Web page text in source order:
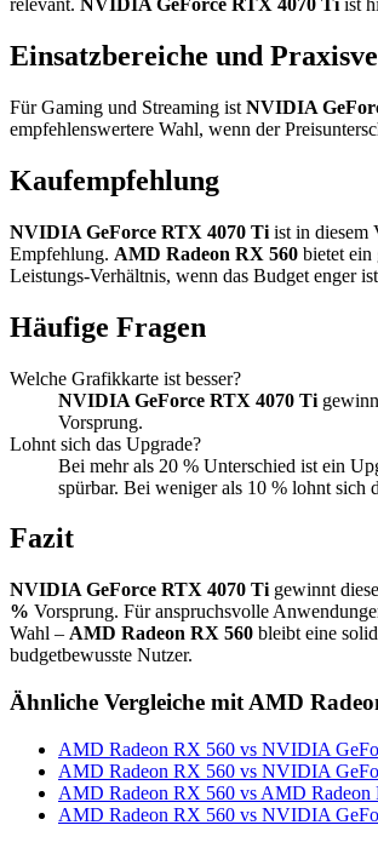
relevant. NVIDIA GeForce RTX 4070 Ti ist
Einsatzbereiche und
Für Gaming und Streaming ist NVIDIA
empfehlenswertere Wahl, wenn der
Kaufempfehlung
NVIDIA GeForce RTX 4070 Ti ist in diesem
Empfehlung. AMD Radeon RX 560 bietet ein
Leistungs-Verhältnis, wenn das Budget enger
Häufige Fragen
Welche Grafikkarte ist besser?
NVIDIA GeForce RTX 4070 Ti
Vorsprung.
Lohnt sich das Upgrade?
Bei mehr als 20 % Unterschied ist ein
spürbar. Bei weniger als 10 % lohnt sich
Fazit
NVIDIA GeForce RTX 4070 Ti gewinnt
% Vorsprung. Für anspruchsvolle
Wahl – AMD Radeon RX 560 bleibt eine
budgetbewusste Nutzer.
Ähnliche Vergleiche mit AMD
AMD Radeon RX 560 vs NVIDIA
AMD Radeon RX 560 vs NVIDIA
AMD Radeon RX 560 vs AMD Radeon
AMD Radeon RX 560 vs NVIDIA